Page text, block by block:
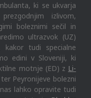
ki se ukvarja
izlivom,
boleznimi sečil in
ultrazvok (UZ)
tudi specialne
edini v Sloveniji, ki
motnje (ED) z Li-
ter Peyronijeve bolezni
lahko opravite tudi